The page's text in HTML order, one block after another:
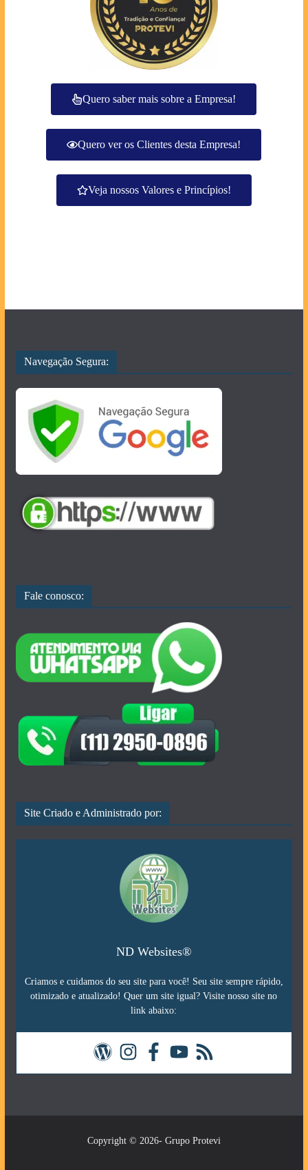
Quero saber mais sobre a Empresa!
Quero ver os Clientes desta Empresa!
Veja nossos Valores e Princípios!
Navegação Segura:
Fale conosco:
Site Criado e Administrado por:
ND Websites®
Criamos e cuidamos do seu site para você! Seu site sempre rápido,
otimizado e atualizado! Quer um site igual? Visite nosso site no
link abaixo:
Copyright © 2026- Grupo Protevi